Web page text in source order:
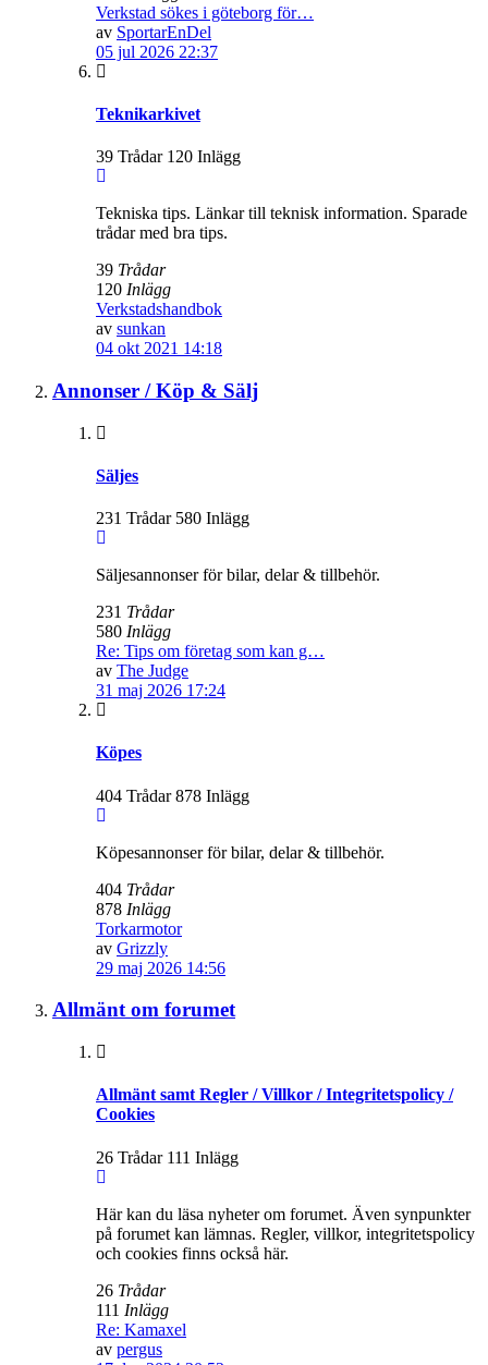
Verkstad sökes i göteborg för…
av SportarEnDel
05 jul 2026 22:37
Teknikarkivet
39 Trådar 120 Inlägg
Tekniska tips. Länkar till teknisk information. Sparade
trådar med bra tips.
39 Trådar
120 Inlägg
Verkstadshandbok
av sunkan
04 okt 2021 14:18
Annonser / Köp & Sälj
Säljes
231 Trådar 580 Inlägg
Säljesannonser för bilar, delar & tillbehör.
231 Trådar
580 Inlägg
Re: Tips om företag som kan g…
av The Judge
31 maj 2026 17:24
Köpes
404 Trådar 878 Inlägg
Köpesannonser för bilar, delar & tillbehör.
404 Trådar
878 Inlägg
Torkarmotor
av Grizzly
29 maj 2026 14:56
Allmänt om forumet
Allmänt samt Regler / Villkor / Integritetspolicy /
Cookies
26 Trådar 111 Inlägg
Här kan du läsa nyheter om forumet. Även synpunkter
på forumet kan lämnas. Regler, villkor, integritetspolicy
och cookies finns också här.
26 Trådar
111 Inlägg
Re: Kamaxel
av pergus